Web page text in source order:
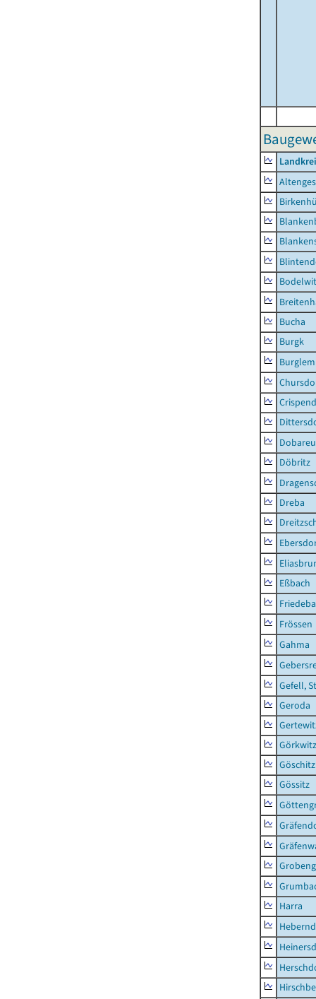
Bucha
Burgk
Döbritz
Dreba
Eßbach
Frössen
Gahma
Gefell,
Geroda
Görkwitz
Göschitz
Gössitz
Harra